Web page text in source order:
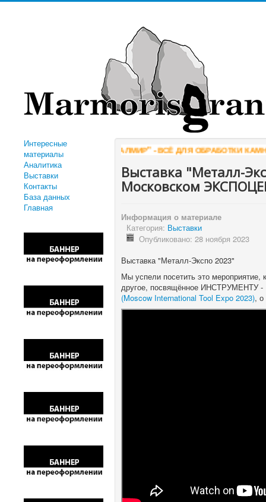
Интересные
материалы
Аналитика
Выставки
Контакты
База данных
Главная
АЛМИР" - ВСЁ ДЛЯ ОБРАБОТКИ КАМНЯWWW.ALMIR.COM
Выставка "Металл-
Московском
Информация о материале
Категория: Выставки
Опубликовано: 28 ноября 2023
Выставка "Металл-Экспо 2023"
Мы успели посетить это
другое, посвящённое ИНСТРУМЕНТУ -
(Moscow International Tool Expo 2023), о